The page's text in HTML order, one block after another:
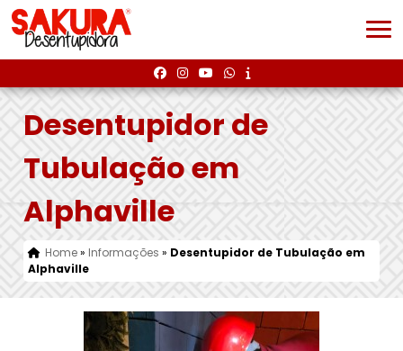
Desentupidor de
Tubulação em
Alphaville
Home» Informações » Desentupidor de Tubulação em
Alphaville